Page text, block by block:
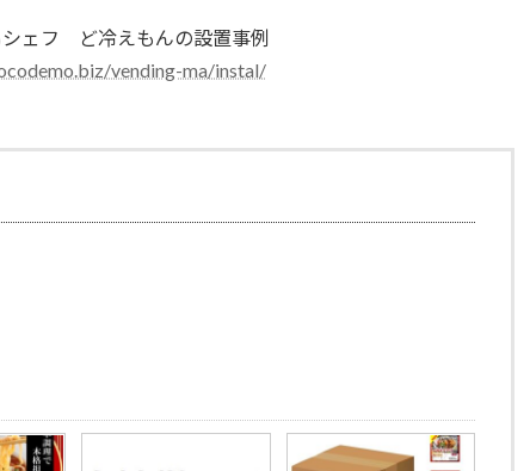
シェフ ど冷えもんの設置事例
vending-ma/instal/